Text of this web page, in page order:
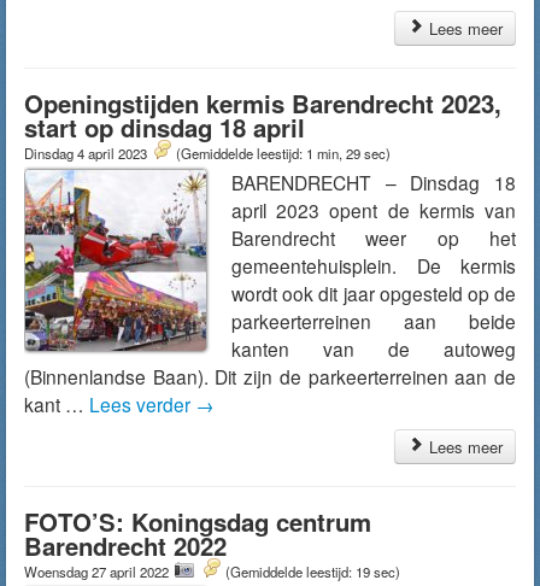
Lees meer
Openingstijden kermis Barendrecht 2023,
start op dinsdag 18 april
Dinsdag 4 april 2023 (Gemiddelde leestijd: 1 min, 29 sec)
BARENDRECHT – Dinsdag 18
april 2023 opent de kermis van
Barendrecht weer op het
gemeentehuisplein. De kermis
wordt ook dit jaar opgesteld op de
parkeerterreinen aan beide
kanten van de autoweg
(Binnenlandse Baan). Dit zijn de parkeerterreinen aan de
kant … Lees verder →
Lees meer
FOTO’S: Koningsdag centrum
Barendrecht 2022
Woensdag 27 april 2022 (Gemiddelde leestijd: 19 sec)